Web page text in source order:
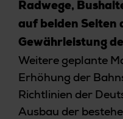
Radwege,
auf beiden Seiten
Gewährleistung
Weitere geplante
Erhöhung der
Richtlinien der
Ausbau der